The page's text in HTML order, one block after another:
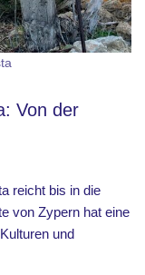
Von der
reicht bis in die
von Zypern hat eine
und